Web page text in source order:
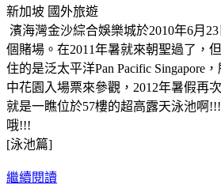
新加坡 國外旅遊
濱海灣金沙綜合娛樂城於2010年6月
個賭場。在2011年暑就來朝聖過了，
住的是泛太平洋Pan Pacific Singapore
中花園入場票來參觀，2012年暑假再
就是一瞧位於57樓的超高露天泳池啊
哦!!!
[泳池篇]
繼續閱讀